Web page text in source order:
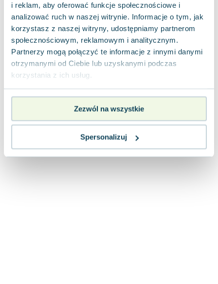
i reklam, aby oferować funkcje społecznościowe i
analizować ruch w naszej witrynie. Informacje o tym, jak
korzystasz z naszej witryny, udostępniamy partnerom
społecznościowym, reklamowym i analitycznym.
Partnerzy mogą połączyć te informacje z innymi danymi
otrzymanymi od Ciebie lub uzyskanymi podczas
korzystania z ich usług.
Zezwól na wszystkie
Spersonalizuj
Nela Mała Reporterka
Agnieszka Maciąg
Barbara Wrzesińska
Terry Pratchett
Virginia Woolf
Lorraine Warren
Lucinda Riley